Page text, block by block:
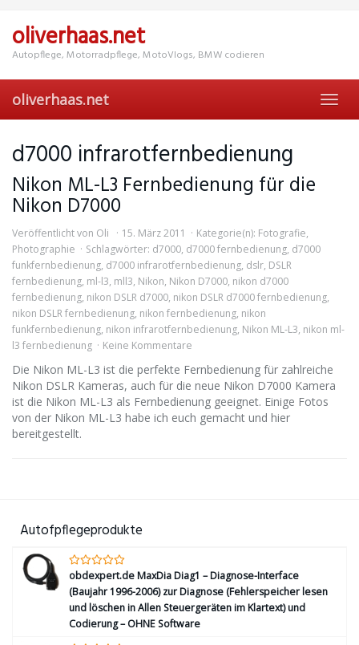
main
content
oliverhaas.net
Autopflege, Motorradpflege, MotoVlogs, BMW codieren
oliverhaas.net
d7000 infrarotfernbedienung
Nikon ML-L3 Fernbedienung für die
Nikon D7000
Veröffentlicht von Oli 15. März 2011 Kategorie(n): Fotografie,
Photographie
Schlagwörter: d7000, d7000 fernbedienung, d7000
funkfernbedienung, d7000 infrarotfernbedienung, dslr, DSLR
fernbedienung, ml-l3, mll3, Nikon, Nikon D7000, nikon d7000
fernbedienung, nikon DSLR d7000, nikon DSLR d7000 fernbedienung,
nikon DSLR fernbedienung, nikon fernbedienung, nikon
funkfernbedienung, nikon infrarotfernbedienung, Nikon ML-L3, nikon ml-
l3 fernbedienung
Keine Kommentare
Die Nikon ML-L3 ist die perfekte Fernbedienung für zahlreiche
Nikon DSLR Kameras, auch für die neue Nikon D7000 Kamera
ist die Nikon ML-L3 als Fernbedienung geeignet. Einige Fotos
von der Nikon ML-L3 habe ich euch gemacht und hier
bereitgestellt.
Autofpflegeprodukte
obdexpert.de MaxDia Diag1 – Diagnose-Interface
(Baujahr 1996-2006) zur Diagnose (Fehlerspeicher lesen
und löschen in Allen Steuergeräten im Klartext) und
Codierung – OHNE Software